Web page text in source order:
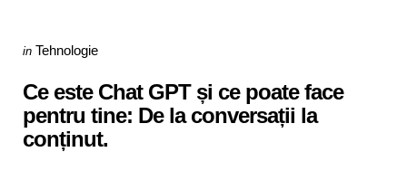
Categories
Posted
in Tehnologie
Ce este Chat GPT și ce poate face
pentru tine: De la conversații la
conținut.